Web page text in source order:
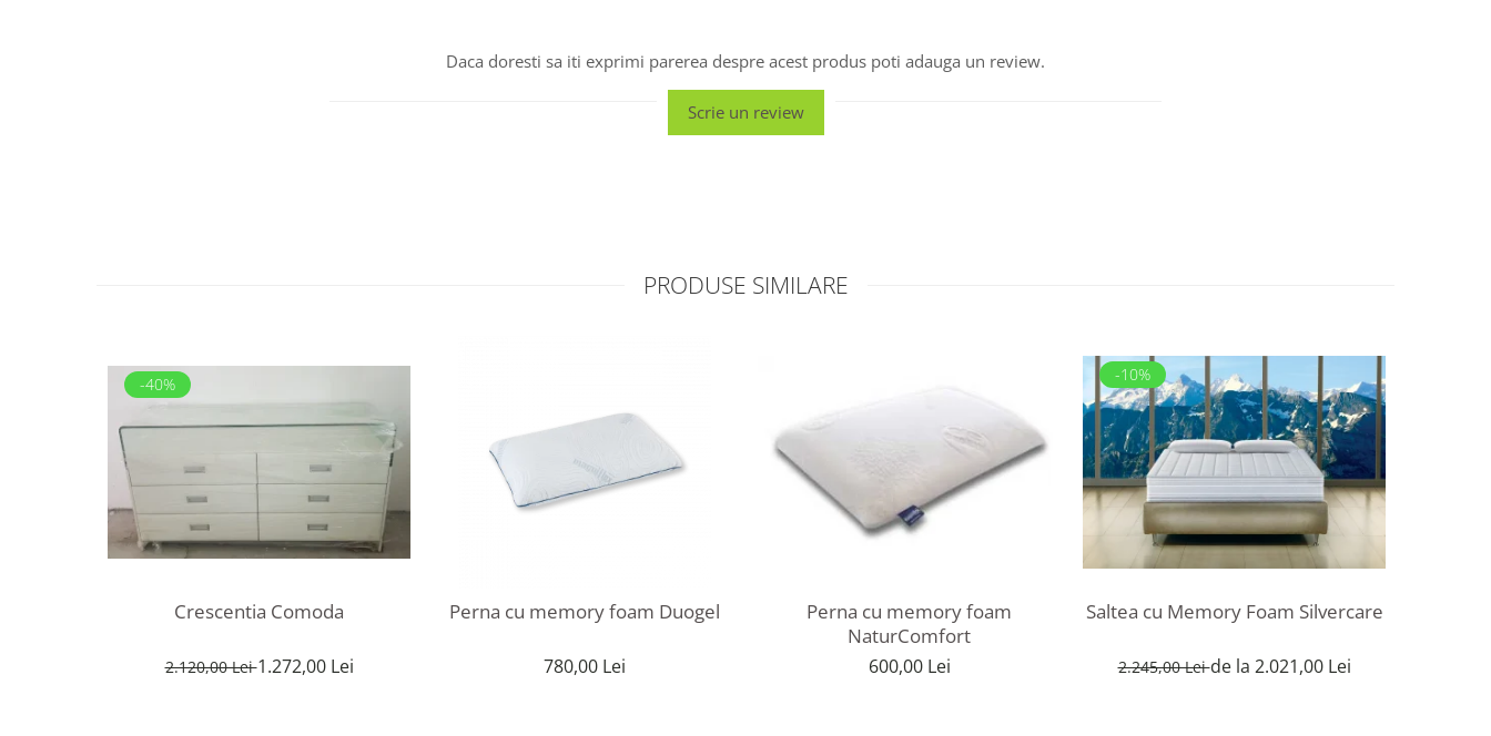
Daca doresti sa iti exprimi parerea despre acest produs poti adauga un review.
Scrie un review
PRODUSE SIMILARE
-40%
Crescentia Comoda
2.120,00 Lei1.272,00 Lei
Perna cu memory foam Duogel
780,00 Lei
Perna cu memory foam
NaturComfort
600,00 Lei
-10%
Saltea cu Memory Foam Silvercare
2.245,00 Leide la 2.021,00 Lei